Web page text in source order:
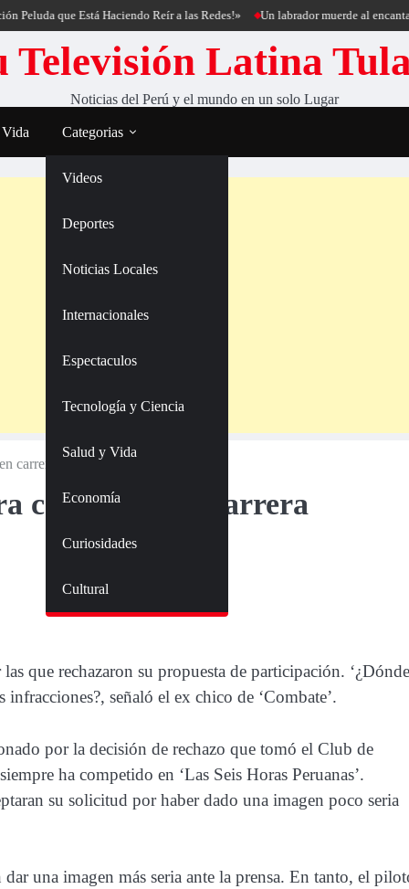
que Está Haciendo Reír a las Redes!» Un labrador muerde al encantador de
Televisión Latina
Noticias del Perú y el mundo en un solo Lugar
Categorias
Videos
Deportes
Noticias Locales
Internacionales
Espectaculos
Tecnología y Ciencia
Salud y Vida
Economía
Curiosidades
Cultural
carrera automovilística
concursar en carrera
que rechazaron su propuesta de participación. ‘¿Dónde
señaló el ex chico de ‘Combate’.
por la decisión de rechazo que tomó el Club de
ha competido en ‘Las Seis Horas Peruanas’.
su solicitud por haber dado una imagen poco seria
una imagen más seria ante la prensa. En tanto, el